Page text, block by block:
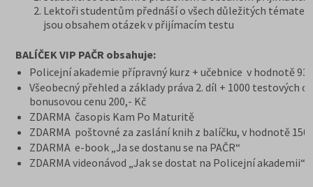
Lektoři studentům přednáší o všech důležitých
jsou obsahem otázek v přijímacím testu
BALÍČEK VIP PAČR obsahuje:
Policejní akademie přípravný kurz + učebnice v hodnotě
Všeobecný přehled a základy práva 2. díl + 1000 testových
bonusovou cenu 200,- Kč
ZDARMA časopis Kam Po Maturitě
ZDARMA poštovné za zaslání knih z balíčku, v hodnotě
ZDARMA e-book „Ja se dostanu se na PAČR“
ZDARMA videonávod „Jak se dostat na Policejní akademii“